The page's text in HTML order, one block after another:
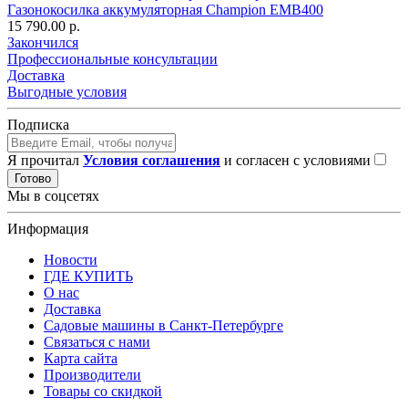
Газонокосилка аккумуляторная Champion EMB400
15 790.00 р.
Закончился
Профессиональные консультации
Доставка
Выгодные условия
Подписка
Я прочитал Условия соглашения и согласен с условиями
Готово
Мы в соцсетях
Информация
Новости
ГДЕ КУПИТЬ
О нас
Доставка
Садовые машины в Санкт-Петербурге
Связаться с нами
Карта сайта
Производители
Товары со скидкой